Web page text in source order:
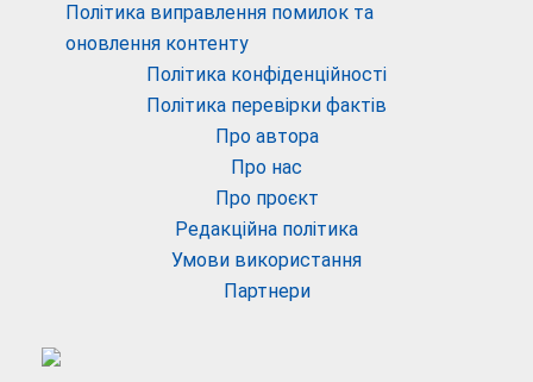
Політика виправлення помилок та
оновлення контенту
Політика конфіденційності
Політика перевірки фактів
Про автора
Про нас
Про проєкт
Редакційна політика
Умови використання
Партнери